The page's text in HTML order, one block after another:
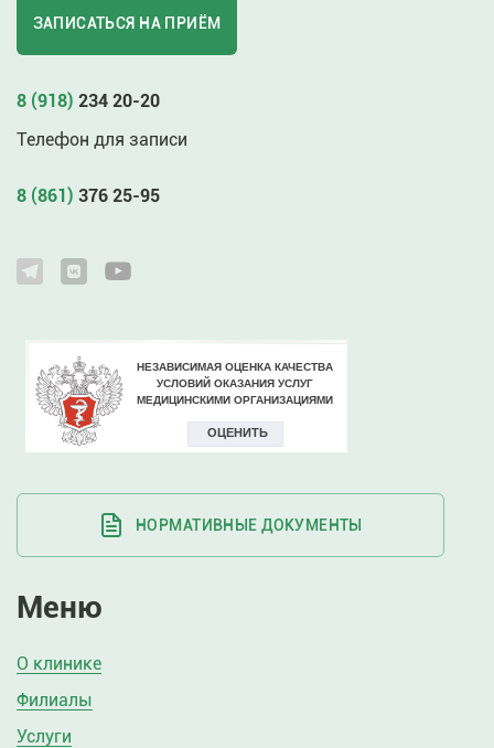
ЗАПИСАТЬСЯ НА ПРИЁМ
8 (918) 234 20-20
Телефон для записи
8 (861) 376 25-95
НОРМАТИВНЫЕ ДОКУМЕНТЫ
Меню
О клинике
Филиалы
Услуги